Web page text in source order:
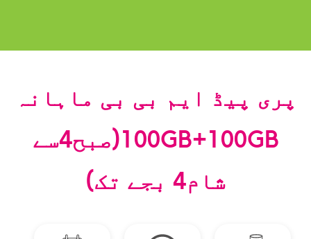
پری پیڈ ایم بی بی ماہانہ
100GB+100GB(صبح4سے
شام4 بجے تک)